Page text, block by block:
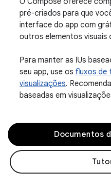
pré-criados para que
interface do app com
outros elementos visuais
Para manter as IUs
seu app, use os fluxos de
visualizações.
baseadas em
Documentos